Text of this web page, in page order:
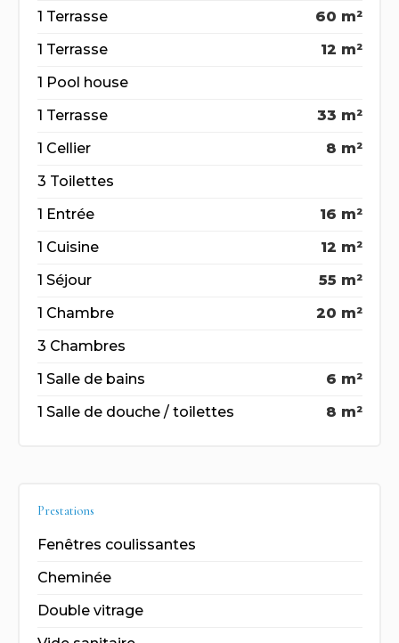
1 Terrasse
60 m²
1 Terrasse
12 m²
1 Pool house
1 Terrasse
33 m²
1 Cellier
8 m²
3 Toilettes
1 Entrée
16 m²
1 Cuisine
12 m²
1 Séjour
55 m²
1 Chambre
20 m²
3 Chambres
1 Salle de bains
6 m²
1 Salle de douche / toilettes
8 m²
Prestations
Fenêtres coulissantes
Cheminée
Double vitrage